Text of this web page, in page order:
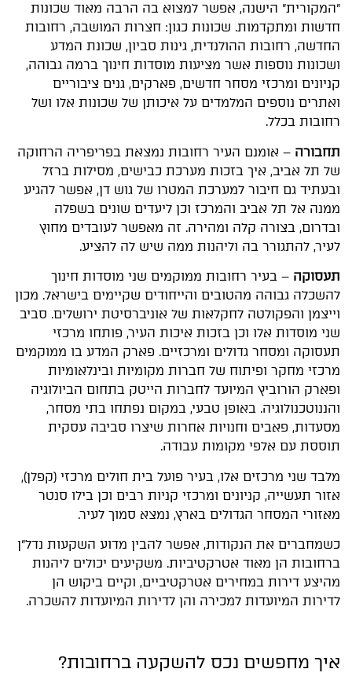
"המקורית" הישנה, אפשר למצוא בה הרבה מאוד שכונות
חדשות ומתקדמות. שכונות כגון: חצרות המושבה, רחובות
החדשה, רחובות ההולנדית, גינות סביון, שכונת המדע
ושכונות נוספות אשר מציעות מוסדות חינוך ברמה גבוהה,
קניונים ומרכזי מסחר חדשים, פארקים, גנים ציבוריים
ואתרים נוספים המלמדים על איכותן של שכונות אלו ושל
רחובות בכלל.
תחבורה – אומנם העיר רחובות נמצאת בפריפריה הרחוקה
של תל אביב, איך בזכות מערכת כבישים, מסילות ברזל
ובעתיד גם חיבור למערכת המטרו של גוש דן, אפשר להגיע
ממנה אל תל אביב והמרכז וכן ליעדים שונים בשפלה
ובדרום, בצורה קלה ומהירה. זה מאפשר לעובדים מחוץ
לעיר, להתגורר בה וליהנות ממה שיש לה להציע.
תעסוקה – בעיר רחובות ממוקמים שני מוסדות חינוך
להשכלה גבוהה מהטובים והייחודים שקיימים בישראל. מכון
וייצמן והפקולטה לחקלאות של אוניברסיטת ירושלים. סביב
שני מוסדות אלו וכן בזכות איכות העיר, פותחו מרכזי
תעסוקה ומסחר גדולים ומרכזיים. פארק המדע בו ממוקמים
מרכזי מחקר ופיתוח של חברות מקומיות ובינלאומיות
ופארק הורוביץ המיועד לחברות הייטק בתחום הביולוגיה
והננוטכנולוגיה. באופן טבעי, במקום נפתחו בתי מסחר,
מסעדות, פאבים וחנויות אחרות שיצרו סביבה עסקית
תוססת עם אלפי מקומות עבודה.
מלבד שני מרכזים אלו, בעיר פועל בית חולים מרכזי (קפלן),
אזור תעשייה, קניונים ומרכזי קניות רבים וכן בילו סנטר
מאזורי המסחר הגדולים בארץ, נמצא סמוך לעיר.
כשמחברים את הנקודות, אפשר להבין מדוע השקעות נדל"ן
ברחובות הן מאוד אטרקטיביות. משקיעים יכולים ליהנות
מהיצע דירות במחירים אטרקטיביים, וקיים ביקוש הן
לדירות המיועדות למכירה והן לדירות המיועדות להשכרה.
איך מחפשים נכס להשקעה ברחובות?